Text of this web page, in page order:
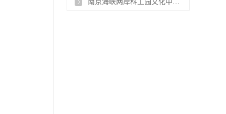
南京海峡两岸科工园文化中心项目